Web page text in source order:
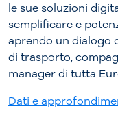
le sue soluzioni
semplificare e
aprendo un dialogo
di trasporto,
manager di tutta
Dati e